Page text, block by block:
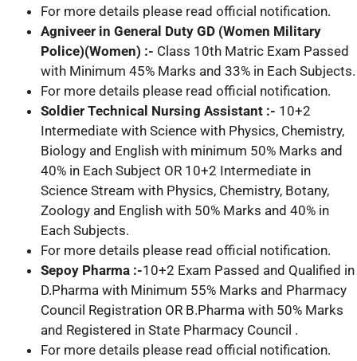
For more details please read official notification.
Agniveer in General Duty GD (Women Military
Police)(Women) :- Class 10th Matric Exam Passed
with Minimum 45% Marks and 33% in Each Subjects.
For more details please read official notification.
Soldier Technical Nursing Assistant :- 10+2
Intermediate with Science with Physics, Chemistry,
Biology and English with minimum 50% Marks and
40% in Each Subject OR 10+2 Intermediate in
Science Stream with Physics, Chemistry, Botany,
Zoology and English with 50% Marks and 40% in
Each Subjects.
For more details please read official notification.
Sepoy Pharma :-10+2 Exam Passed and Qualified in
D.Pharma with Minimum 55% Marks and Pharmacy
Council Registration OR B.Pharma with 50% Marks
and Registered in State Pharmacy Council .
For more details please read official notification.